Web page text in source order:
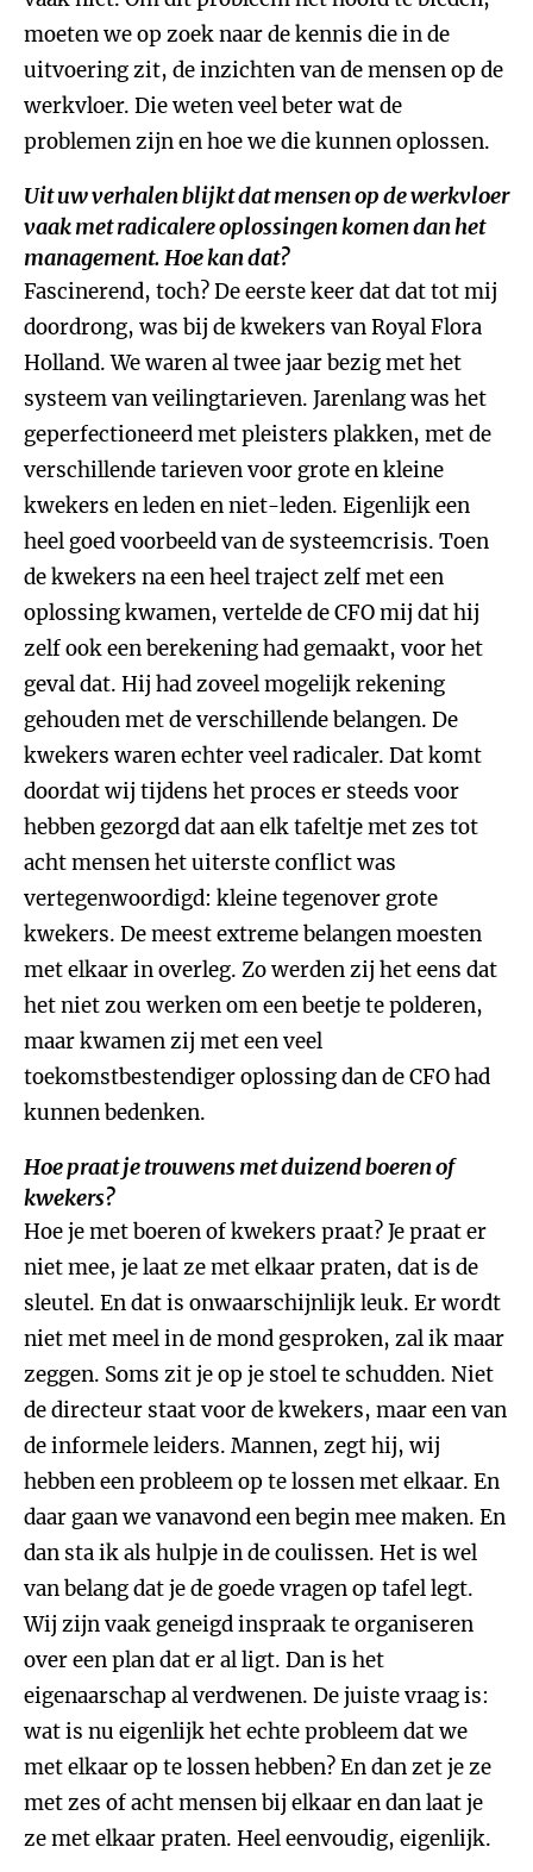
moeten we op zoek naar de kennis die in de
uitvoering zit, de inzichten van de mensen op de
werkvloer. Die weten veel beter wat de
problemen zijn en hoe we die kunnen oplossen.
Uit uw verhalen blijkt dat mensen op de werkvloer
vaak met radicalere oplossingen komen dan het
management. Hoe kan dat?
Fascinerend, toch? De eerste keer dat dat tot mij
doordrong, was bij de kwekers van Royal Flora
Holland. We waren al twee jaar bezig met het
systeem van veilingtarieven. Jarenlang was het
geperfectioneerd met pleisters plakken, met de
verschillende tarieven voor grote en kleine
kwekers en leden en niet-leden. Eigenlijk een
heel goed voorbeeld van de systeemcrisis. Toen
de kwekers na een heel traject zelf met een
oplossing kwamen, vertelde de CFO mij dat hij
zelf ook een berekening had gemaakt, voor het
geval dat. Hij had zoveel mogelijk rekening
gehouden met de verschillende belangen. De
kwekers waren echter veel radicaler. Dat komt
doordat wij tijdens het proces er steeds voor
hebben gezorgd dat aan elk tafeltje met zes tot
acht mensen het uiterste conflict was
vertegenwoordigd: kleine tegenover grote
kwekers. De meest extreme belangen moesten
met elkaar in overleg. Zo werden zij het eens dat
het niet zou werken om een beetje te polderen,
maar kwamen zij met een veel
toekomstbestendiger oplossing dan de CFO had
kunnen bedenken.
Hoe praat je trouwens met duizend boeren of
kwekers?
Hoe je met boeren of kwekers praat? Je praat er
niet mee, je laat ze met elkaar praten, dat is de
sleutel. En dat is onwaarschijnlijk leuk. Er wordt
niet met meel in de mond gesproken, zal ik maar
zeggen. Soms zit je op je stoel te schudden. Niet
de directeur staat voor de kwekers, maar een van
de informele leiders. Mannen, zegt hij, wij
hebben een probleem op te lossen met elkaar. En
daar gaan we vanavond een begin mee maken. En
dan sta ik als hulpje in de coulissen. Het is wel
van belang dat je de goede vragen op tafel legt.
Wij zijn vaak geneigd inspraak te organiseren
over een plan dat er al ligt. Dan is het
eigenaarschap al verdwenen. De juiste vraag is:
wat is nu eigenlijk het echte probleem dat we
met elkaar op te lossen hebben? En dan zet je ze
met zes of acht mensen bij elkaar en dan laat je
ze met elkaar praten. Heel eenvoudig, eigenlijk.